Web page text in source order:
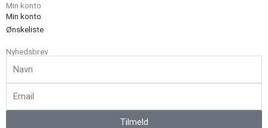
Min konto
Min konto
Ønskeliste
Nyhedsbrev
Tilmeld